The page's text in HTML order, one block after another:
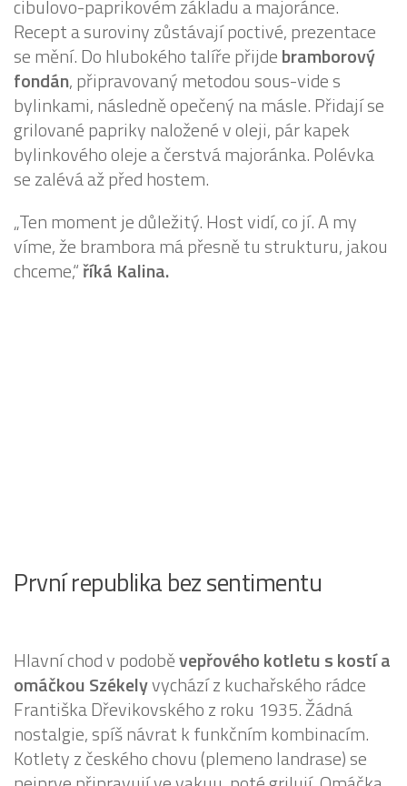
cibulovo-paprikovém základu a majoránce.
Recept a suroviny zůstávají poctivé, prezentace
se mění. Do hlubokého talíře přijdebramborový
fondán, připravovaný metodou sous-vide s
bylinkami, následně opečený na másle. Přidají se
grilované papriky naložené v oleji, pár kapek
bylinkového oleje a čerstvá majoránka. Polévka
se zalévá až před hostem.
„Ten moment je důležitý. Host vidí, co jí. A my
víme, že brambora má přesně tu strukturu, jakou
chceme,“říká Kalina.
První republika bez sentimentu
Hlavní chod v podoběvepřového kotletu s kostí a
omáčkou Székelyvychází z kuchařského rádce
Františka Dřevikovského z roku 1935. Žádná
nostalgie, spíš návrat k funkčním kombinacím.
Kotlety z českého chovu (plemeno landrase) se